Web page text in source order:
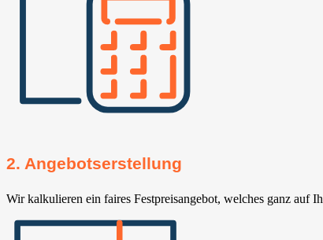
2. Angebotserstellung
Wir kalkulieren ein faires Festpreisangebot, welches ganz auf